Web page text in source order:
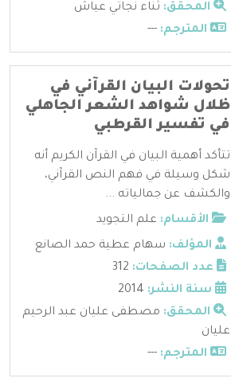
المحقق: ثناء نجاتي عياش
المترجم: ---
تحولات البيان القرآني في
ظلال شواهد الشعر الجاهلي
في تفسير القرطبي
تتأكد أهمية البيان في القرآن الكريم أنه
شكل وسيلة في فهم النص القرآني،
والكشف عن جمالياته ...
الأقسام: علم التجويد
المؤلف: سهام عطية حمد الصانع
عدد الصفحات:
سنة النشر:
المحقق: مصطفى عليان عبد الرحيم
عليان
المترجم: ---